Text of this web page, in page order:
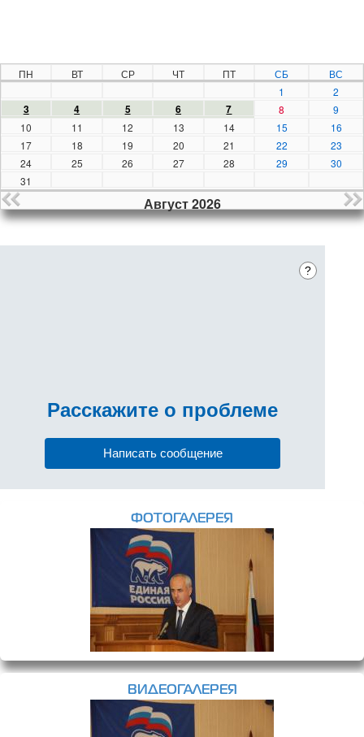
ПН ВТ СР ЧТ ПТ СБ
ВС
1
2
3 4 5 6 7 8
9
10
11 12 13 14 15
16
17
18 19 20 21 22
23
24
25 26 27 28 29
30
31
Август 2026
?
Расскажите о проблеме
Написать сообщение
ФОТОГАЛЕРЕЯ
ВИДЕОГАЛЕРЕЯ